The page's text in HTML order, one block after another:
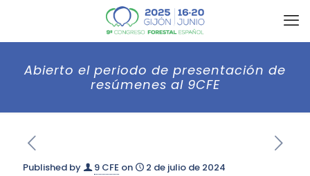
Abierto el periodo de presentación de
resúmenes al 9CFE
Published by 9 CFE on 2 de julio de 2024